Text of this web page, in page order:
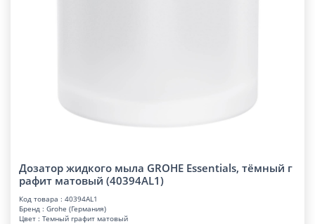
Дозатор жидкого мыла GROHE Essentials, тёмный г
рафит матовый (40394AL1)
Код товара : 40394AL1
Бренд : Grohe (Германия)
Цвет : Темный графит матовый